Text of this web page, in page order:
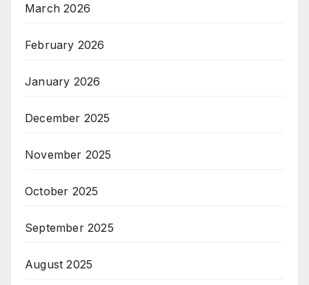
March 2026
February 2026
January 2026
December 2025
November 2025
October 2025
September 2025
August 2025